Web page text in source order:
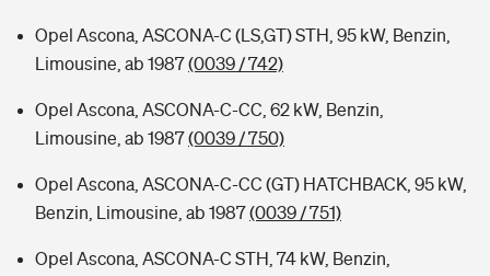
Opel Ascona, ASCONA-C (LS,GT) STH, 95 kW, Benzin,
Limousine, ab 1987(0039 / 742)
Opel Ascona, ASCONA-C-CC, 62 kW, Benzin,
Limousine, ab 1987(0039 / 750)
Opel Ascona, ASCONA-C-CC (GT) HATCHBACK, 95 kW,
Benzin, Limousine, ab 1987(0039 / 751)
Opel Ascona, ASCONA-C STH, 74 kW, Benzin,